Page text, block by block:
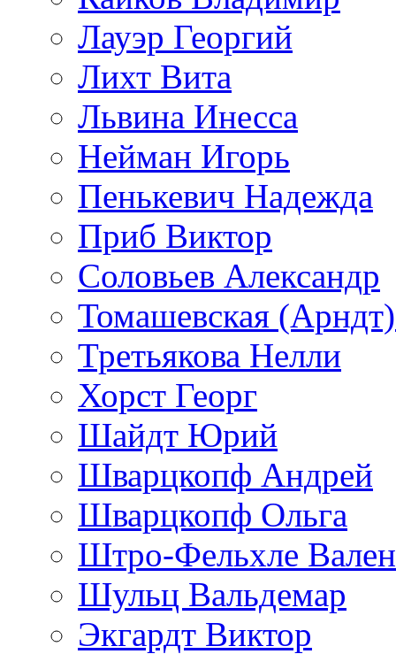
Лауэр Георгий
Лихт Вита
Львина Инесса
Нейман Игорь
Пенькевич Надежда
Приб Виктор
Соловьев Александр
Томашевская
Третьякова Нелли
Хорст Георг
Шайдт Юрий
Шварцкопф Андрей
Шварцкопф Ольга
Штро-Фельхле
Шульц Вальдемар
Экгардт Виктор